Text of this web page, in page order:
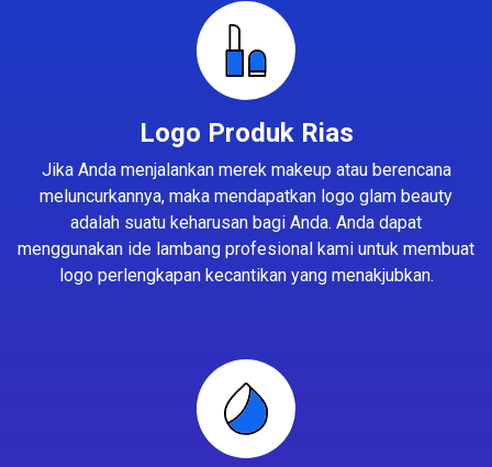
Logo Produk Rias
Jika Anda menjalankan merek makeup atau berencana
meluncurkannya, maka mendapatkan logo glam beauty
adalah suatu keharusan bagi Anda. Anda dapat
menggunakan ide lambang profesional kami untuk membuat
logo perlengkapan kecantikan yang menakjubkan.